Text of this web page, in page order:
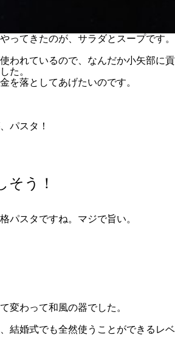
ってきたのが、サラダとスープです。
われているので、なんだか小矢部に貢
た。
を落としてあげたいのです。
パスタ！
そう！
パスタですね。マジで旨い。
変わって和風の器でした。
結婚式でも全然使うことができるレベ